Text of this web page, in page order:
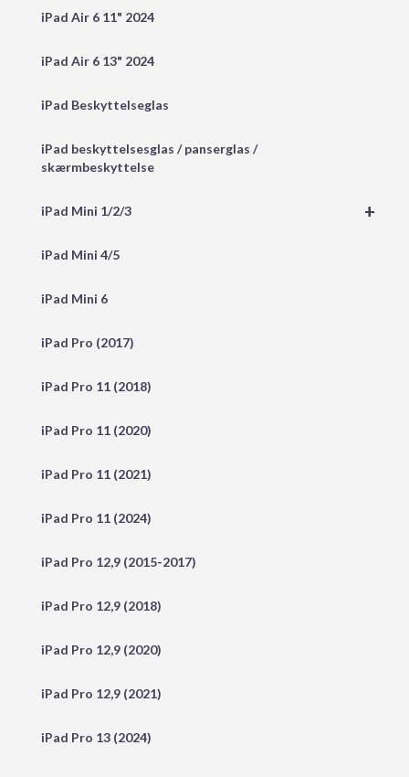
iPad Air 6 11" 2024
iPad Air 6 13" 2024
iPad Beskyttelseglas
iPad beskyttelsesglas / panserglas /
skærmbeskyttelse
+
iPad Mini 1/2/3
iPad Mini 4/5
iPad Mini 6
iPad Pro (2017)
iPad Pro 11 (2018)
iPad Pro 11 (2020)
iPad Pro 11 (2021)
iPad Pro 11 (2024)
iPad Pro 12,9 (2015-2017)
iPad Pro 12,9 (2018)
iPad Pro 12,9 (2020)
iPad Pro 12,9 (2021)
iPad Pro 13 (2024)